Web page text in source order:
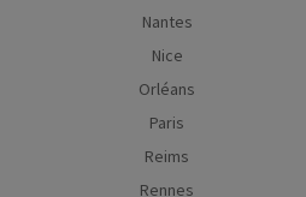
Nantes
Nice
Orléans
Paris
Reims
Rennes